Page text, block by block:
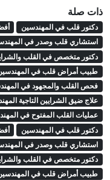
ذات صلة
دكتور قلب في المهندسين
استشاري قلب وصدر في
دكتور متخصص في القلب
طبيب أمراض قلب في المهندسين
فحص القلب والمجهود في
علاج ضيق الشرايين التاجية
عمليات القلب المفتوح في
دكتور قلب في المهندسين
استشاري قلب وصدر في
دكتور متخصص في القلب
طبيب أمراض قلب في المهندسين